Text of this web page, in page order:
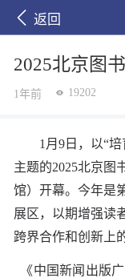
返回
2025北京图
1年前 19202
1月9日，以“
主题的2025北京图
馆）开幕。今年是
展区，以期增强读
跨界合作和创新上
《中国新闻出版